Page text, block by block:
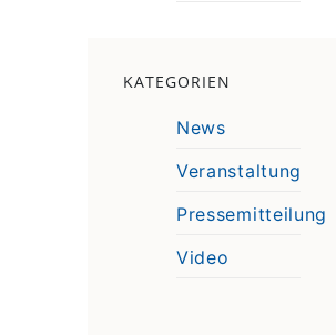
KATEGORIEN
News
Veranstaltung
Pressemitteilung
Video